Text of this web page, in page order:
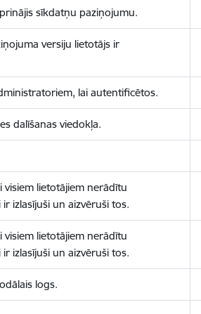
sīkdatņu paziņojumu.
versiju lietotājs ir
lai autentificētos.
dalīšanas viedokļa.
visiem lietotājiem nerādītu
izlasījuši un aizvēruši tos.
visiem lietotājiem nerādītu
izlasījuši un aizvēruši tos.
logs.